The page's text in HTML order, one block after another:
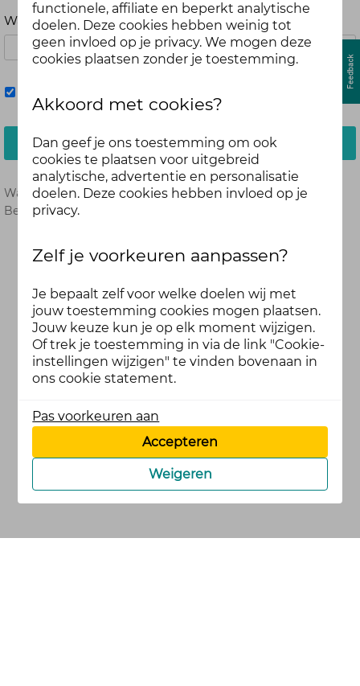
Wachtwoord
Inloggen
Wachtwoord vergeten?Hier opnieuw instellen.
Ben je nog geen deelnemer?
functionele, affiliate en beperkt analytische
doelen. Deze cookies hebben weinig tot
geen invloed op je privacy. We mogen deze
cookies plaatsen zonder je toestemming.
Akkoord met cookies?
Dan geef je ons toestemming om ook
cookies te plaatsen voor uitgebreid
analytische, advertentie en personalisatie
doelen. Deze cookies hebben invloed op je
privacy.
Zelf je voorkeuren aanpassen?
Je bepaalt zelf voor welke doelen wij met
jouw toestemming cookies mogen plaatsen.
Jouw keuze kun je op elk moment wijzigen.
Of trek je toestemming in via de link "Cookie-
instellingen wijzigen" te vinden bovenaan in
ons cookie statement.
Pas voorkeuren aan
Accepteren
Weigeren